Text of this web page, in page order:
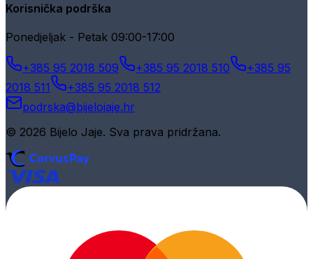
Korisnička podrška
Ponedjeljak - Petak 09:00-17:00
+385 95 2018 509 +385 95 2018 510
+385 95
2018 511
+385 95 2018 512
podrska@bijelojaje.hr
© 2026 Bijelo Jaje. Sva prava pridržana.